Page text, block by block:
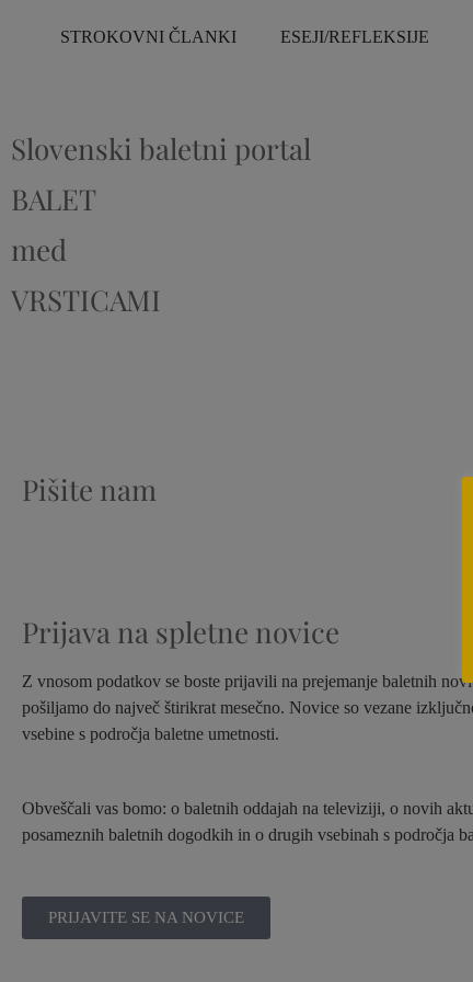
STROKOVNI ČLANKI ESEJI/REFLEKSIJE
Slovenski baletni portal
BALET
med
VRSTICAMI
Pišite nam
Prijava na spletne novice
Z vnosom podatkov se boste prijavili na prejemanje baletnih
pošiljamo do največ štirikrat mesečno. Novice so vezane
vsebine s področja baletne umetnosti.
Obveščali vas bomo: o baletnih oddajah na televiziji, o novih
posameznih baletnih dogodkih in o drugih vsebinah s področja
PRIJAVITE SE NA NOVICE